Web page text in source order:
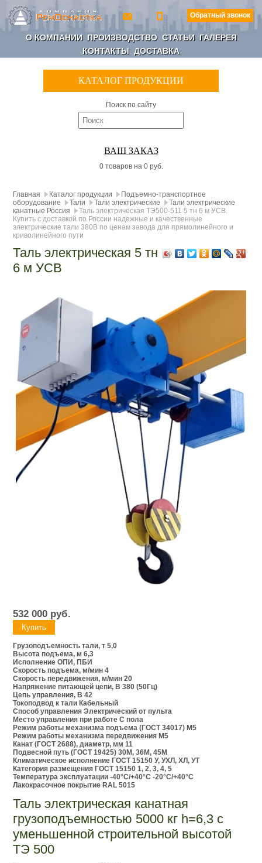
Обратный звонок
О КОМПАНИИ ПРОИЗВОДСТВО СТАТЬИ ГАЛЕРЕЯ
КОНТАКТЫ ДОСТАВКА
КАТАЛОГ ПРОДУКЦИИ
Поиск по сайту
ВАШ ЗАКАЗ
0 товаров на 0 руб.
Главная Каталог продукции
Подъемно-транспортное
оборудование
Тали Тали электрические
Тали электрические
канатные Россия
Таль электрическая ТЭ500-511 5 тн 6 м УСВ.
Купить с доставкой по России надежные и качественные
электрические тали 380В по ценам завода для прямолинейного и
криволинейного пути
Таль электрическая 5 тн
6 м УСВ
532 000 руб.
Грузоподъемность тали, т 5,0
Высота подъема, м 6,3
Исполнение ОПИ, ПБИ
Скорость подъема, м/мин 4
Скорость передвижения, м/мин 20
Напряжение питающей цепи, В 380 (50Гц)
Цепь управления, В 42
Токоподвод к тали Кабельный
Способ управления Электрический от пульта
Место управления при работе С пола
Режим работы механизма подъема (ГОСТ 34017) М5
Режим работы механизма передвижения М5
Канат (ГОСТ 2688), диаметр, мм 11
Подвесной путь (ГОСТ 19425) 30М, 36М, 45М
Климатическое исполнение ГОСТ 15150 У, УХЛ, ХЛ, УТ
Категория размещения ГОСТ 15150 1, 2, 3, 4, 5
Температура эксплуатации -40°С/+40°С -20°С/+40°С
Лакокрасочное покрытие RAL 5015
Таль электрическая канатная
грузоподъемностью 5000 кг h=6,3 с
уменьшенной строительной высотой
ТЭ 500